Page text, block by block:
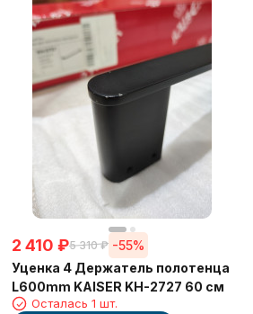
2 410 ₽5 310 ₽ -55%
Уценка 4 Держатель полотенца
L600mm KAISER KH-2727 60 см
Осталась 1 шт.